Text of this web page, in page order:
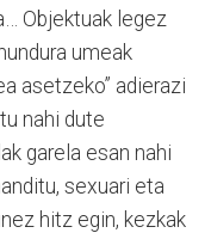
Objektuak legez
umeak
asetzeko” adierazi
nahi dute
garela esan nahi
sexuari eta
hitz egin, kezkak